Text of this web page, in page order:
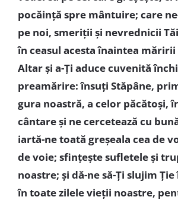
pocăință spre mântuire; care
pe noi, smeriții și nevrednicii
în ceasul acesta înaintea
Altar și a-Ți aduce cuvenită
preamărire: însuți Stăpâne,
gura noastră, a celor păcătoși,
cântare și ne cercetează cu
iartă-ne toată greșeala cea de
de voie; sfințește sufletele și
noastre; și dă-ne să-Ți slujim
în toate zilele vieții noastre,